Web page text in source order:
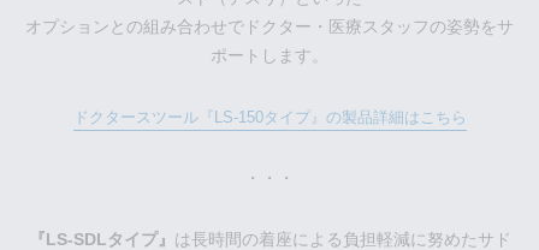
オプションとの組み合わせでドクター・医療スタッフの姿勢をサ
ポートします。
ドクタースツール『LS-150タイプ』の製品詳細はこちら
・・・
『LS-SDLタイプ』 は長時間の着座による負担軽減に努めたサド